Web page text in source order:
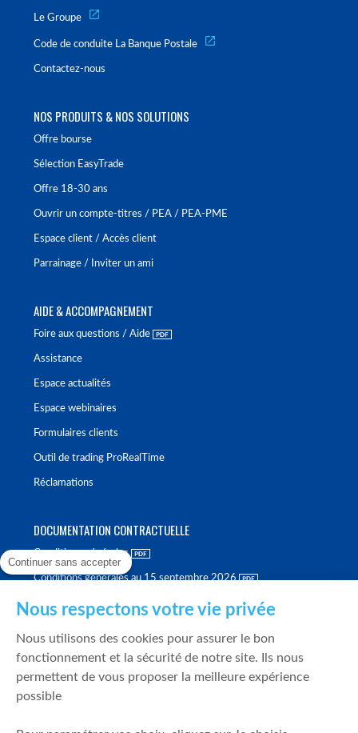
Le Groupe
Code de conduite La Banque Postale
Contactez-nous
NOS PRODUITS & NOS SOLUTIONS
Offre bourse
Sélection EasyTrade
Offre 18-30 ans
Ouvrir un compte-titres / PEA / PEA-PME
Espace client / Accès client
Parrainage / Inviter un ami
AIDE & ACCOMPAGNEMENT
Foire aux questions / Aide
Assistance
Espace actualités
Espace webinaires
Formulaires clients
Outil de trading ProRealTime
Réclamations
DOCUMENTATION CONTRACTUELLE
Conditions générales
Conditions générales au 15 septembre 2026
Politique de meilleure sélection
Politique de durabilité
Fonds de garantie des dépôts et de résolution
Continuer sans accepter
Nous respectons votre vie privée
Nous utilisons des cookies pour assurer le bon
fonctionnement et la sécurité de notre site. Ils nous
permettent de vous proposer la meilleure expérience
possible